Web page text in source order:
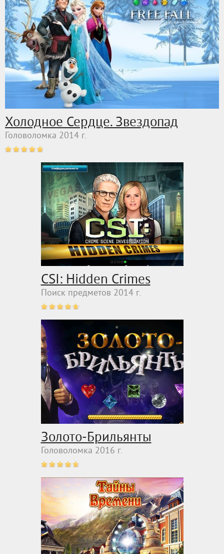
Холодное Сердце. Звездопад
Головоломка 2014 г.
CSI: Hidden Crimes
Поиск предметов 2014 г.
Золото-Брильянты
Головоломка 2016 г.